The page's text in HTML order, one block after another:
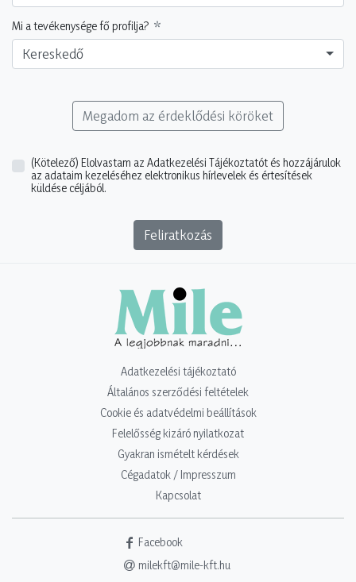
Mi a tevékenysége fő profilja?
Kereskedő
Megadom az érdeklődési köröket
(Kötelező) Elolvastam az Adatkezelési Tájékoztatót és hozzájárulok
az adataim kezeléséhez elektronikus hírlevelek és értesítések
küldése céljából.
Feliratkozás
Adatkezelési tájékoztató
Általános szerződési feltételek
Cookie és adatvédelmi beállítások
Felelősség kizáró nyilatkozat
Gyakran ismételt kérdések
Cégadatok / Impresszum
Kapcsolat
Facebook
milekft@mile-kft.hu